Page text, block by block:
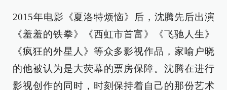
2015年电影《夏洛特烦恼》后，沈腾先后出演
《羞羞的铁拳》《西虹市首富》《飞驰人生》
《疯狂的外星人》等众多影视作品，家喻户晓
的他被认为是大荧幕的票房保障。沈腾在进行
影视创作的同时，时刻保持着自己的那份艺术